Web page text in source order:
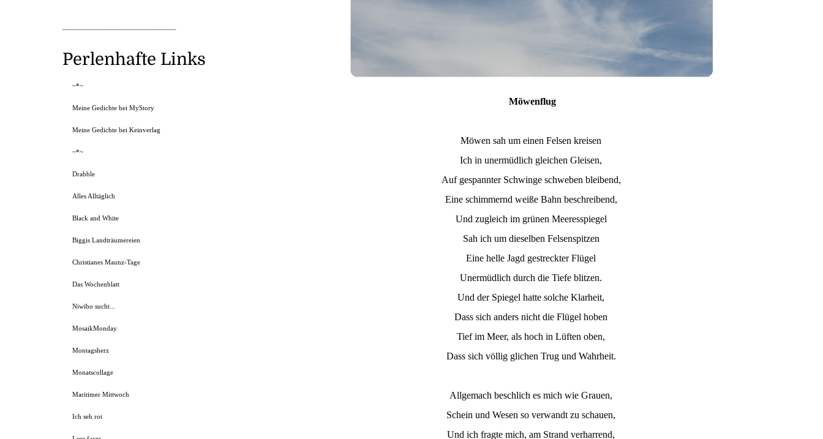
Möwenflug
Möwen sah um einen Felsen kreisen
Ich in unermüdlich gleichen Gleisen,
Auf gespannter Schwinge schweben bleibend,
Eine schimmernd weiße Bahn beschreibend,
Und zugleich im grünen Meeresspiegel
Sah ich um dieselben Felsenspitzen
Eine helle Jagd gestreckter Flügel
Unermüdlich durch die Tiefe blitzen.
Und der Spiegel hatte solche Klarheit,
Dass sich anders nicht die Flügel hoben
Tief im Meer, als hoch in Lüften oben,
Dass sich völlig glichen Trug und Wahrheit.
Allgemach beschlich es mich wie Grauen,
Schein und Wesen so verwandt zu schauen,
Und ich fragte mich, am Strand verharrend,
Perlenhafte Links
~*~
Meine Gedichte bei MyStory
Meine Gedichte bei Keinverlag
~*~
Drabble
Alles Alltäglich
Black and White
Biggis Landträumereien
Christianes Maunz-Tage
Das Wochenblatt
Niwibo sucht...
MosaikMonday
Montagsherz
Monatscollage
Maritimer Mittwoch
Ich seh rot